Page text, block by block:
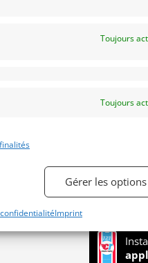
Toujours
Toujours
Gérer les options
Imprint
Your personal data will be
throughout this website, to
S’inscrire